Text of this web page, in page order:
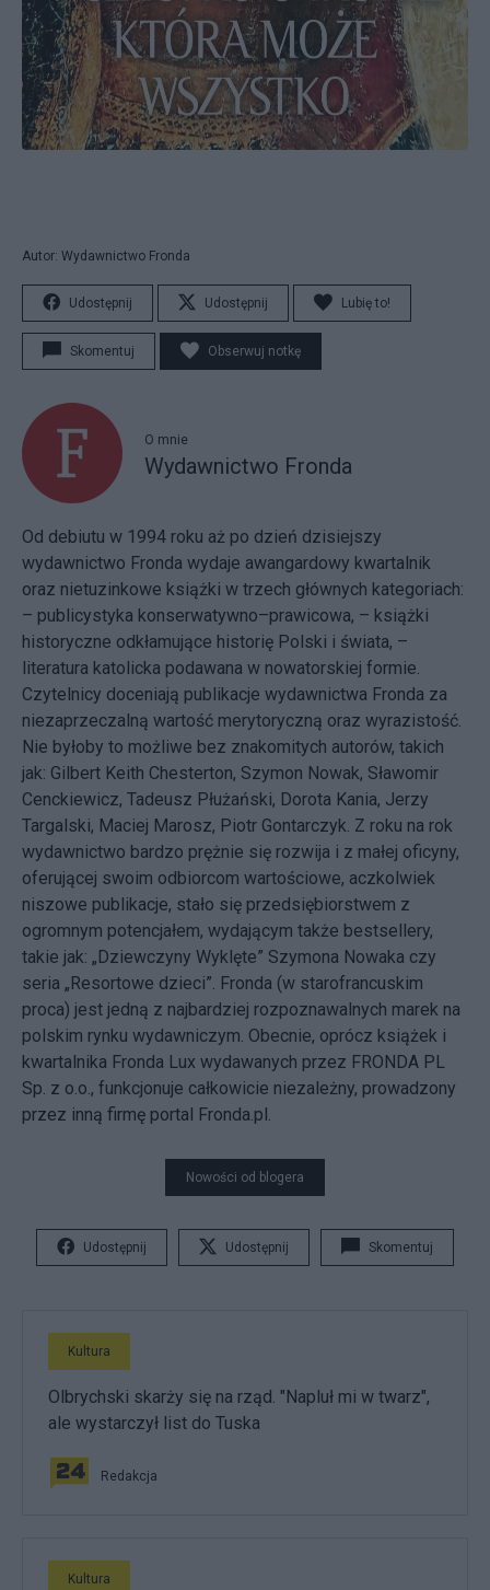
Autor: Wydawnictwo Fronda
Udostępnij Udostępnij Lubię to!
Skomentuj Obserwuj notkę
O mnie
Wydawnictwo Fronda
Od debiutu w 1994 roku aż po dzień dzisiejszy
wydawnictwo Fronda wydaje awangardowy kwartalnik
oraz nietuzinkowe książki w trzech głównych kategoriach:
– publicystyka konserwatywno–prawicowa, – książki
historyczne odkłamujące historię Polski i świata, –
literatura katolicka podawana w nowatorskiej formie.
Czytelnicy doceniają publikacje wydawnictwa Fronda za
niezaprzeczalną wartość merytoryczną oraz wyrazistość.
Nie byłoby to możliwe bez znakomitych autorów, takich
jak: Gilbert Keith Chesterton, Szymon Nowak, Sławomir
Cenckiewicz, Tadeusz Płużański, Dorota Kania, Jerzy
Targalski, Maciej Marosz, Piotr Gontarczyk. Z roku na rok
wydawnictwo bardzo prężnie się rozwija i z małej oficyny,
oferującej swoim odbiorcom wartościowe, aczkolwiek
niszowe publikacje, stało się przedsiębiorstwem z
ogromnym potencjałem, wydającym także bestsellery,
takie jak: „Dziewczyny Wyklęte” Szymona Nowaka czy
seria „Resortowe dzieci”. Fronda (w starofrancuskim
proca) jest jedną z najbardziej rozpoznawalnych marek na
polskim rynku wydawniczym. Obecnie, oprócz książek i
kwartalnika Fronda Lux wydawanych przez FRONDA PL
Sp. z o.o., funkcjonuje całkowicie niezależny, prowadzony
przez inną firmę portal Fronda.pl.
Nowości od blogera
Udostępnij Udostępnij Skomentuj
Kultura
Olbrychski skarży się na rząd. "Napluł mi w twarz",
ale wystarczył list do Tuska
Redakcja
Kultura